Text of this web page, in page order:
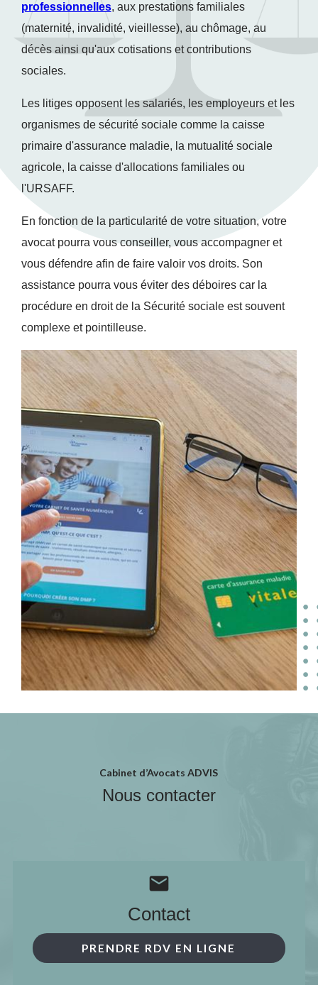
professionnelles, aux prestations familiales
(maternité, invalidité, vieillesse), au chômage, au
décès ainsi qu'aux cotisations et contributions
sociales.
Les litiges opposent les salariés, les employeurs et les
organismes de sécurité sociale comme la caisse
primaire d'assurance maladie, la mutualité sociale
agricole, la caisse d'allocations familiales ou
l'URSAFF.
En fonction de la particularité de votre situation, votre
avocat pourra vous conseiller, vous accompagner et
vous défendre afin de faire valoir vos droits. Son
assistance pourra vous éviter des déboires car la
procédure en droit de la Sécurité sociale est souvent
complexe et pointilleuse.
Cabinet d’Avocats ADVIS
Nous contacter
mail
Contact
PRENDRE RDV EN LIGNE